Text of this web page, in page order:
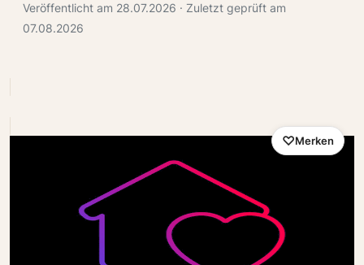
Veröffentlicht am 28.07.2026 · Zuletzt geprüft am
07.08.2026
Merken